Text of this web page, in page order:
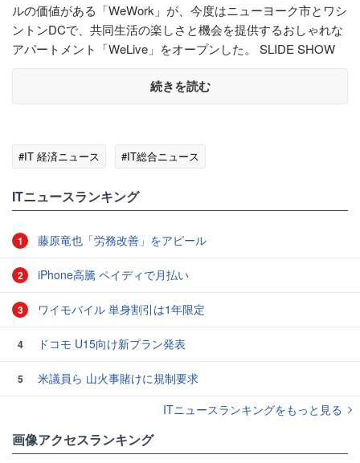
ルの価値がある「WeWork」が、今度はニューヨーク市とワシ
ントンDCで、共同生活の楽しさと機会を提供するおしゃれな
アパートメント「WeLive」をオープンした。 SLIDE SHOW
続きを読む
#IT 経済ニュース #IT総合ニュース
ITニュースランキング
1 藤原竜也「労務改善」をアピール
2 iPhone高騰 ペイディで月払い
3 ワイモバイル 単身割引は1年限定
4 ドコモ U15向け新プラン発表
5
米議員ら 山火事賭けに規制要求
ITニュースランキングをもっと見る
画像アクセスランキング